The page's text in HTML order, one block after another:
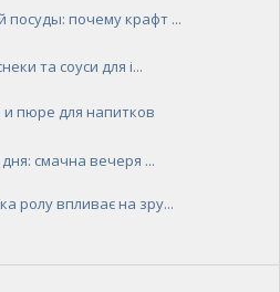
почему крафт ...
та соуси для і...
пюре для напитков
дня: смачна вечеря ...
ролу впливає на зру...